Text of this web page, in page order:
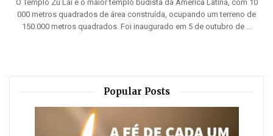
O Templo Zu Lai é o maior templo budista da América Latina, com 10
000 metros quadrados de área construída, ocupando um terreno de
150.000 metros quadrados. Foi inaugurado em 5 de outubro de ...
Popular Posts